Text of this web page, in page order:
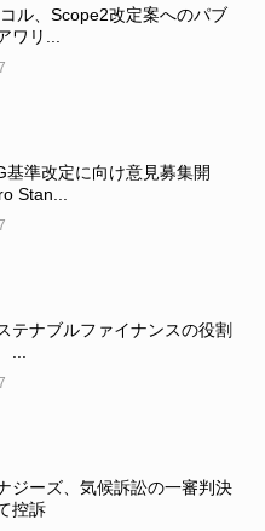
ル、Scope2改定案へのパブ
リ...
基準改定に向け意見募集開
Stan...
テナブルファイナンスの役割
ジーズ、気候訴訟の一審判決
控訴